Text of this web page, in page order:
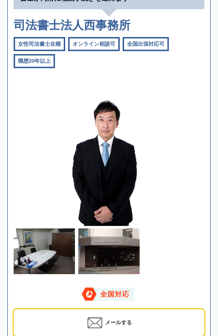
司法書士法人西事務所
女性司法書士在籍 オンライン相談可 全国出張対応可
職歴20年以上
全国対応
メールする